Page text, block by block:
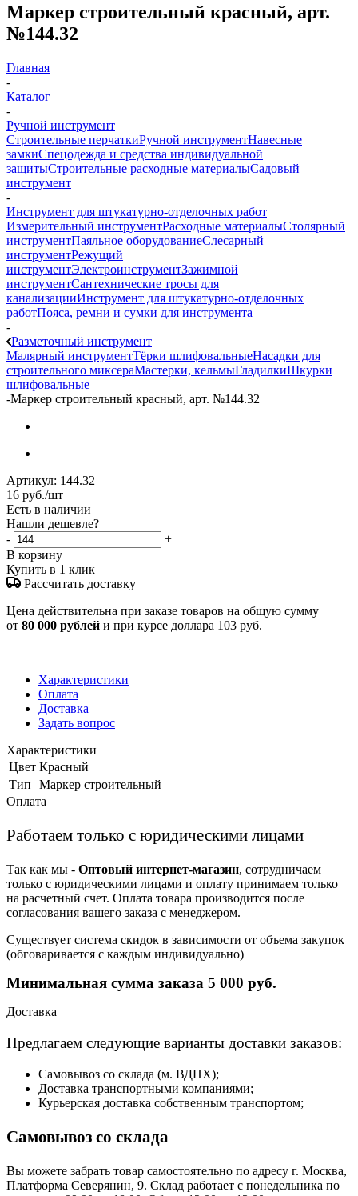
Маркер строительный красный, арт.
№144.32
Главная
-
Каталог
-
Ручной инструмент
Строительные перчаткиРучной инструментНавесные
замкиСпецодежда и средства индивидуальной
защитыСтроительные расходные материалыСадовый
инструмент
-
Инструмент для штукатурно-отделочных работ
Измерительный инструментРасходные материалыСтолярный
инструментПаяльное оборудованиеСлесарный
инструментРежущий
инструментЭлектроинструментЗажимной
инструментСантехнические тросы для
канализацииИнструмент для штукатурно-отделочных
работПояса, ремни и сумки для инструмента
-
Разметочный инструмент
Малярный инструментТёрки шлифовальныеНасадки для
строительного миксераМастерки, кельмыГладилкиШкурки
шлифовальные
-Маркер строительный красный, арт. №144.32
Артикул: 144.32
16 руб./шт
Есть в наличии
Нашли дешевле?
-
+
В корзину
Купить в 1 клик
Рассчитать доставку
Цена действительна при заказе товаров на общую сумму
от 80 000 рублей и при курсе доллара 103 руб.
Характеристики
Оплата
Доставка
Задать вопрос
Характеристики
Цвет Красный
Тип
Маркер строительный
Оплата
Работаем только с юридическими лицами
Так как мы - Оптовый интернет-магазин, сотрудничаем
только с юридическими лицами и оплату принимаем только
на расчетный счет. Оплата товара производится после
согласования вашего заказа с менеджером.
Существует система скидок в зависимости от объема закупок
(обговаривается с каждым индивидуально)
Минимальная сумма заказа 5 000 руб.
Доставка
Предлагаем следующие варианты доставки заказов:
Самовывоз со склада (м. ВДНХ);
Доставка транспортными компаниями;
Курьерская доставка собственным транспортом;
Самовывоз со склада
Вы можете забрать товар самостоятельно по адресу г. Москва,
Платформа Северянин, 9. Склад работает с понедельника по